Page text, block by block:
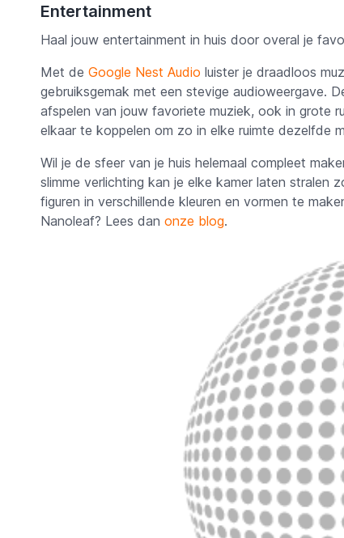
Entertainment
Haal jouw entertainment in huis door overal je
Met de Google Nest Audio luister je draadloos
gebruiksgemak met een stevige audioweergave.
afspelen van jouw favoriete muziek, ook in grote
elkaar te koppelen om zo in elke ruimte dezelfde
Wil je de sfeer van je huis helemaal compleet
slimme verlichting kan je elke kamer laten stralen
figuren in verschillende kleuren en vormen te
Nanoleaf? Lees dan onze blog.